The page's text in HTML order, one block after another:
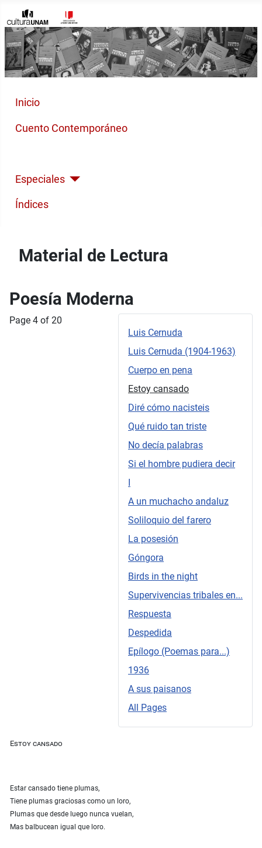
Inicio
Cuento Contemporáneo
Especiales
Índices
Material de Lectura
Poesía Moderna
Luis Cernuda
Luis Cernuda (1904-1963)
Cuerpo en pena
Estoy cansado
Diré cómo nacisteis
Qué ruido tan triste
No decía palabras
Si el hombre pudiera decir
A un muchacho andaluz
Soliloquio del farero
La posesión
Góngora
Birds in the night
Supervivencias tribales en...
Respuesta
Despedida
Epílogo (Poemas para...)
1936
A sus paisanos
All Pages
Page 4 of 20
Estoy cansado
Estar cansado tiene plumas,
Tiene plumas graciosas como un loro,
Plumas que desde luego nunca vuelan,
Mas balbucean igual que loro.